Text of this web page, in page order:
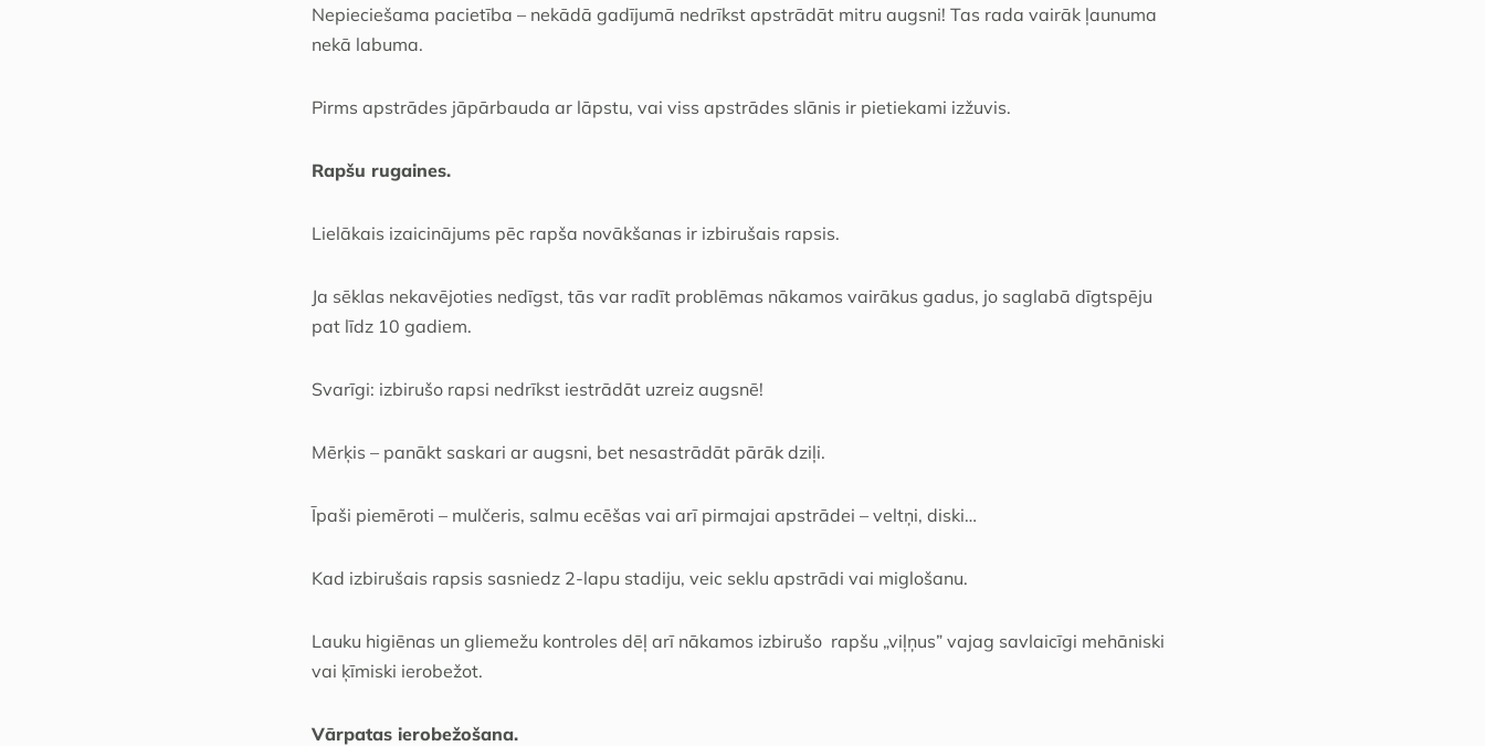
Nepieciešama pacietība – nekādā gadījumā nedrīkst apstrādāt mitru augsni! Tas rada vairāk ļaunuma
nekā labuma.
Pirms apstrādes jāpārbauda ar lāpstu, vai viss apstrādes slānis ir pietiekami izžuvis.
Rapšu rugaines.
Lielākais izaicinājums pēc rapša novākšanas ir izbirušais rapsis.
Ja sēklas nekavējoties nedīgst, tās var radīt problēmas nākamos vairākus gadus, jo saglabā dīgtspēju
pat līdz 10 gadiem.
Svarīgi: izbirušo rapsi nedrīkst iestrādāt uzreiz augsnē!
Mērķis – panākt saskari ar augsni, bet nesastrādāt pārāk dziļi.
Īpaši piemēroti – mulčeris, salmu ecēšas vai arī pirmajai apstrādei – veltņi, diski…
Kad izbirušais rapsis sasniedz 2-lapu stadiju, veic seklu apstrādi vai miglošanu.
Lauku higiēnas un gliemežu kontroles dēļ arī nākamos izbirušo rapšu „viļņus” vajag savlaicīgi mehāniski
vai ķīmiski ierobežot.
Vārpatas ierobežošana.